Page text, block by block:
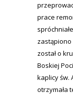
prace
zastąpiono
został o
Boskiej
kaplicy św.
otrzymała